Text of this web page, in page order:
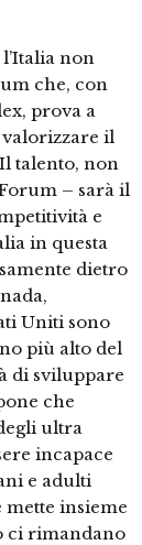
non
che, con
prova a
valorizzare il
talento, non
– sarà il
e
in questa
dietro
Uniti sono
più alto del
di sviluppare
che
ultra
incapace
e adulti
mette insieme
ci rimandano